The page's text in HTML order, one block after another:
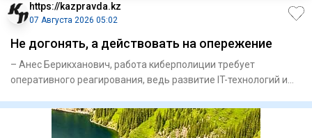
https://kazpravda.kz
07 Августа 2026 05:02
Не догонять, а действовать на опережение
– Анес Берикханович, работа кибер­полиции требует
оперативного реагирования, ведь развитие IT-технологий и